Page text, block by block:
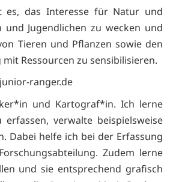
es, das Interesse für Natur und
Jugendlichen zu wecken und
Tieren und Pflanzen sowie den
Ressourcen zu sensibilisieren.
ranger.de
und Kartograf*in. Ich lerne
verwalte beispielsweise
Dabei helfe ich bei der Erfassung
Zudem lerne
und sie entsprechend grafisch